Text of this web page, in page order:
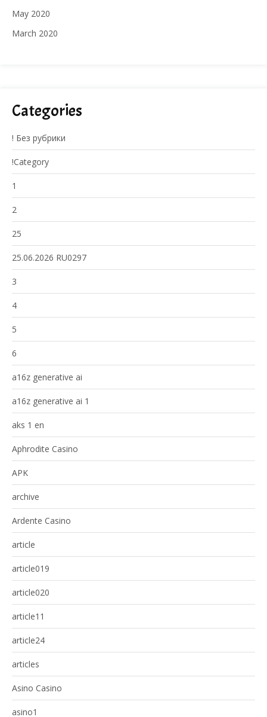
May 2020
March 2020
Categories
! Без рубрики
!Category
1
2
25
25.06.2026 RU0297
3
4
5
6
a16z generative ai
a16z generative ai 1
aks 1 en
Aphrodite Casino
APK
archive
Ardente Casino
article
article019
article020
article11
article24
articles
Asino Casino
asino1